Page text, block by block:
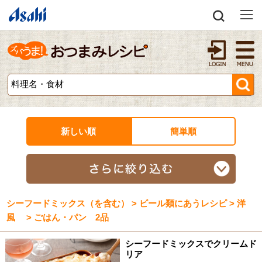
新しい順 簡単順
シーフードミックス（を含む） > ビール類にあうレシピ > 洋
風 > ごはん・パン 2品
シーフードミックスでクリームド
リア